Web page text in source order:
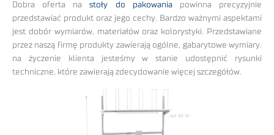
Dobra oferta nastoły do pakowaniapowinna precyzyjnie
przedstawiać produkt oraz jego cechy. Bardzo ważnymi aspektami
jest dobór wymiarów, materiałów oraz kolorystyki. Przedstawiane
przez naszą firmę produkty zawierają ogólne, gabarytowe wymiary.
na życzenie klienta jesteśmy w stanie udostępnić rysunki
techniczne, które zawierają zdecydowanie więcej szczegółów.